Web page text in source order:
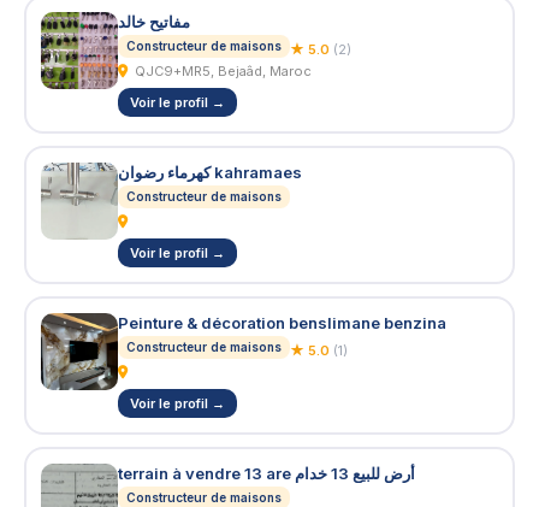
مفاتيح خالد
Constructeur de maisons ★ 5.0 (2)
QJC9+MR5, Bejaâd, Maroc
Voir le profil →
كهرماء رضوان kahramaes
Constructeur de maisons
Voir le profil →
Peinture & décoration benslimane benzina
Constructeur de maisons ★ 5.0 (1)
Voir le profil →
terrain à vendre 13 are أرض للبيع 13 خدام
Constructeur de maisons